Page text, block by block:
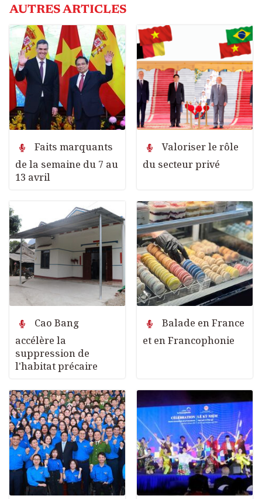
AUTRES ARTICLES
Faits marquants
de la semaine du 7 au
13 avril
Valoriser le rôle
du secteur privé
Cao Bang
accélère la
suppression de
l'habitat précaire
Balade en France
et en Francophonie